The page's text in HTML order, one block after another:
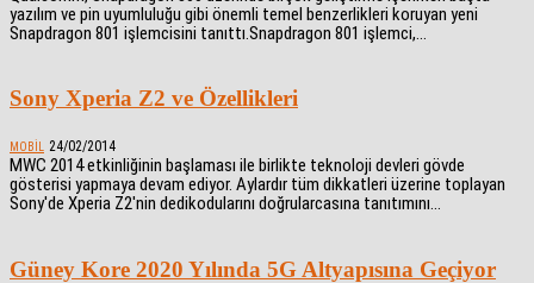
yazılım ve pin uyumluluğu gibi önemli temel benzerlikleri koruyan yeni
Snapdragon 801 işlemcisini tanıttı.Snapdragon 801 işlemci,...
Sony Xperia Z2 ve Özellikleri
MOBIL 24/02/2014
MWC 2014 etkinliğinin başlaması ile birlikte teknoloji devleri gövde
gösterisi yapmaya devam ediyor. Aylardır tüm dikkatleri üzerine toplayan
Sony'de Xperia Z2'nin dedikodularını doğrularcasına tanıtımını...
Güney Kore 2020 Yılında 5G Altyapısına Geçiyor